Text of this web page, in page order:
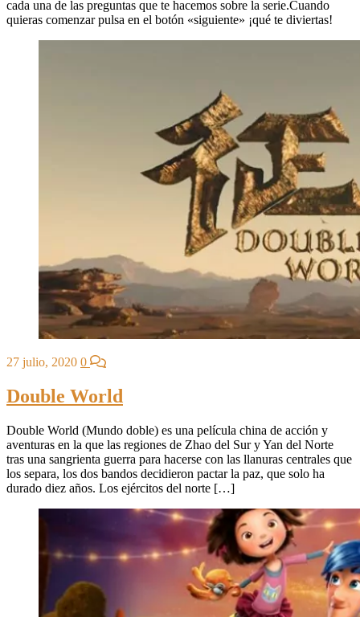
cada una de las preguntas que te hacemos sobre la serie.Cuando
quieras comenzar pulsa en el botón «siguiente» ¡qué te diviertas!
27 julio, 2020 0
Double World
Double World (Mundo doble) es una película china de acción y
aventuras en la que las regiones de Zhao del Sur y Yan del Norte
tras una sangrienta guerra para hacerse con las llanuras centrales que
los separa, los dos bandos decidieron pactar la paz, que solo ha
durado diez años. Los ejércitos del norte […]